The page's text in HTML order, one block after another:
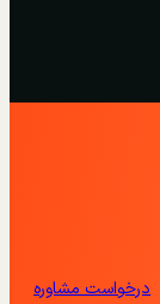
درخواست مشاوره